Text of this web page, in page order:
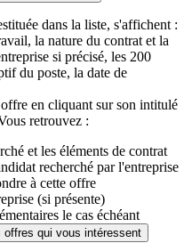
dans la liste, s'affichent :
la nature du contrat et la
si précisé, les 200
du poste, la date de
en cliquant sur son intitulé
retrouvez :
et les éléments de contrat
recherché par l'entreprise
à cette offre
(si présente)
le cas échéant
qui vous intéressent